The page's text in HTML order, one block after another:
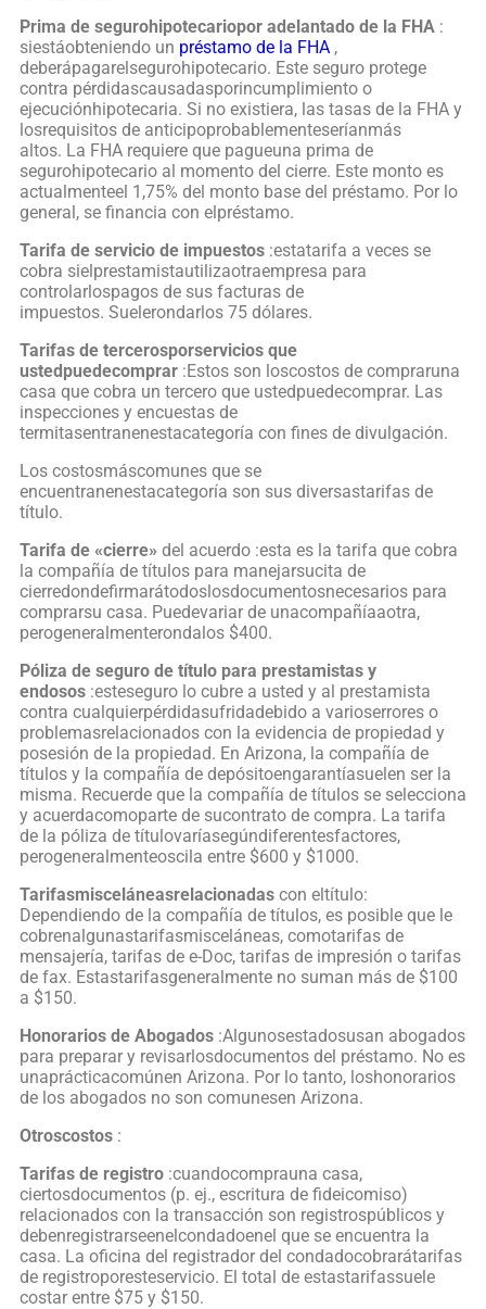
Prima de segurohipotecariopor adelantado de la FHA :
siestáobteniendo un préstamo de la FHA ,
deberápagarelsegurohipotecario. Este seguro protege
contra pérdidascausadasporincumplimiento o
ejecuciónhipotecaria. Si no existiera, las tasas de la FHA y
losrequisitos de anticipoprobablementeseríanmás
altos. La FHA requiere que pagueuna prima de
segurohipotecario al momento del cierre. Este monto es
actualmenteel 1,75% del monto base del préstamo. Por lo
general, se financia con elpréstamo.
Tarifa de servicio de impuestos :estatarifa a veces se
cobra sielprestamistautilizaotraempresa para
controlarlospagos de sus facturas de
impuestos. Suelerondarlos 75 dólares.
Tarifas de tercerosporservicios que
ustedpuedecomprar :Estos son loscostos de compraruna
casa que cobra un tercero que ustedpuedecomprar. Las
inspecciones y encuestas de
termitasentranenestacategoría con fines de divulgación.
Los costosmáscomunes que se
encuentranenestacategoría son sus diversastarifas de
título.
Tarifa de «cierre» del acuerdo :esta es la tarifa que cobra
la compañía de títulos para manejarsucita de
cierredondefirmarátodoslosdocumentosnecesarios para
comprarsu casa. Puedevariar de unacompañíaaotra,
perogeneralmenterondalos $400.
Póliza de seguro de título para prestamistas y
endosos :esteseguro lo cubre a usted y al prestamista
contra cualquierpérdidasufridadebido a varioserrores o
problemasrelacionados con la evidencia de propiedad y
posesión de la propiedad. En Arizona, la compañía de
títulos y la compañía de depósitoengarantíasuelen ser la
misma. Recuerde que la compañía de títulos se selecciona
y acuerdacomoparte de sucontrato de compra. La tarifa
de la póliza de títulovaríasegúndiferentesfactores,
perogeneralmenteoscila entre $600 y $1000.
Tarifasmisceláneasrelacionadas con eltítulo:
Dependiendo de la compañía de títulos, es posible que le
cobrenalgunastarifasmisceláneas, comotarifas de
mensajería, tarifas de e-Doc, tarifas de impresión o tarifas
de fax. Estastarifasgeneralmente no suman más de $100
a $150.
Honorarios de Abogados :Algunosestadosusan abogados
para preparar y revisarlosdocumentos del préstamo. No es
unaprácticacomúnen Arizona. Por lo tanto, loshonorarios
de los abogados no son comunesen Arizona.
Otroscostos :
Tarifas de registro :cuandocomprauna casa,
ciertosdocumentos (p. ej., escritura de fideicomiso)
relacionados con la transacción son registrospúblicos y
debenregistrarseenelcondadoenel que se encuentra la
casa. La oficina del registrador del condadocobrarátarifas
de registroporesteservicio. El total de estastarifassuele
costar entre $75 y $150.